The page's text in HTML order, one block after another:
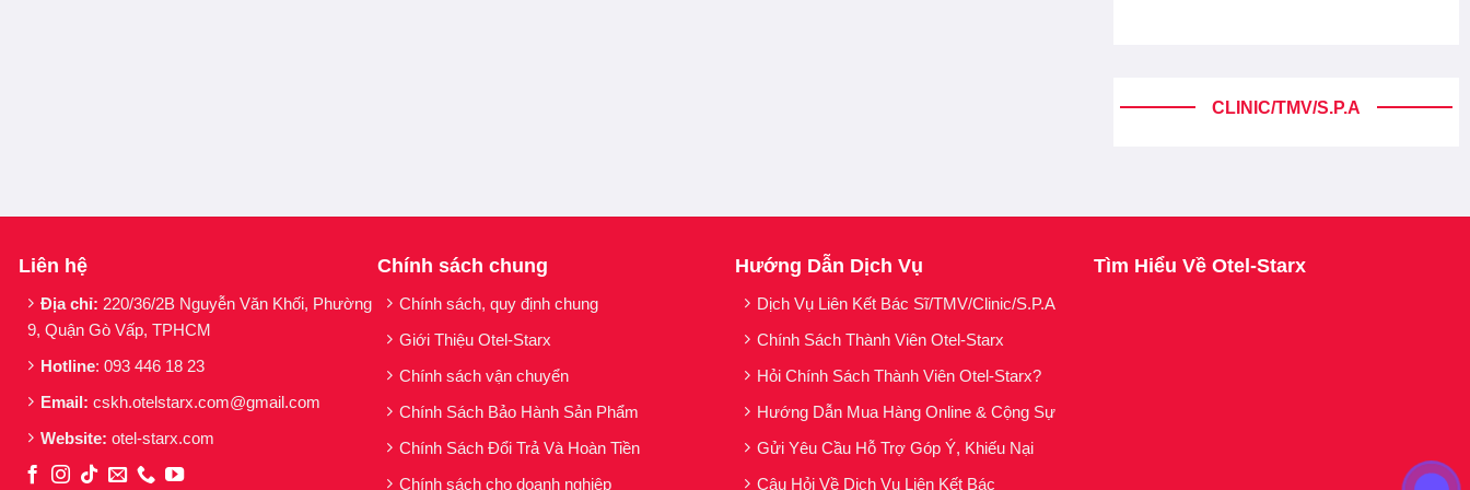
CLINIC/TMV/S.P.A
Liên hệ
Địa chỉ: 220/36/2B Nguyễn Văn Khối, Phường
9, Quận Gò Vấp, TPHCM
Hotline: 093 446 18 23
Email: cskh.otelstarx.com@gmail.com
Website: otel-starx.com
Chính sách chung
Chính sách, quy định chung
Giới Thiệu Otel-Starx
Chính sách vận chuyển
Chính Sách Bảo Hành Sản Phẩm
Chính Sách Đổi Trả Và Hoàn Tiền
Chính sách cho doanh nghiệp
Hướng Dẫn Dịch Vụ
Dịch Vụ Liên Kết Bác Sĩ/TMV/Clinic/S.P.A
Chính Sách Thành Viên Otel-Starx
Hỏi Chính Sách Thành Viên Otel-Starx?
Hướng Dẫn Mua Hàng Online & Cộng Sự
Gửi Yêu Cầu Hỗ Trợ Góp Ý, Khiếu Nại
Câu Hỏi Về Dịch Vụ Liên Kết Bác
Tìm Hiểu Về Otel-Starx